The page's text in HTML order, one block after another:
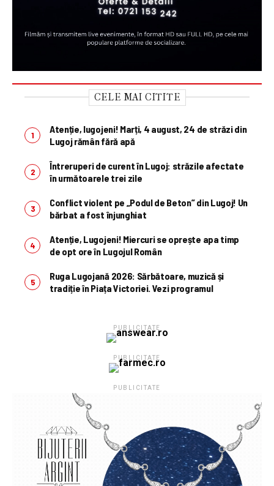
CELE MAI CITITE
Atenție, lugojeni! Marți, 4 august, 24 de străzi din
Lugoj rămân fără apă
Întreruperi de curent în Lugoj: străzile afectate
în următoarele trei zile
Conflict violent pe „Podul de Beton” din Lugoj! Un
bărbat a fost înjunghiat
Atenție, Lugojeni! Miercuri se oprește apa timp
de opt ore în Lugojul Român
Ruga Lugojană 2026: Sărbătoare, muzică și
tradiție în Piața Victoriei. Vezi programul
PUBLICITATE
PUBLICITATE
PUBLICITATE